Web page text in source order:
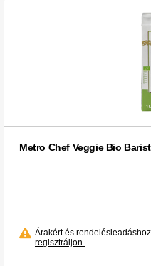
Metro Chef Veggie Bio
Árakért és
regisztráljon.